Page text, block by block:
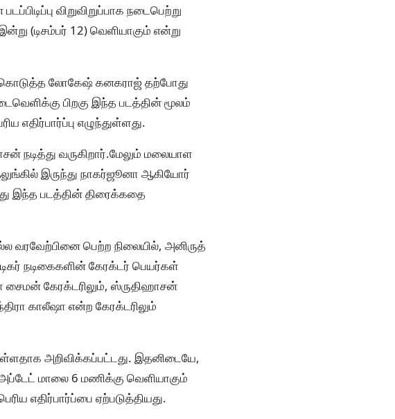
விறுவிறுப்பாக நடைபெற்று
(டிசம்பர் 12) வெளியாகும் என்று
லோகேஷ் கனகராஜ் தற்போது
பிறகு இந்த படத்தின் மூலம்
எதிர்பார்ப்பு எழுந்துள்ளது.
நடித்து வருகிறார்.மேலும் மலையாள
இருந்து நாகர்ஜூனா ஆகியோர்
இந்த படத்தின் திரைக்கதை
வரவேற்பினை பெற்ற நிலையில், அனிருத்
நடிகைகளின் கேரக்டர் பெயர்கள்
சைமன் கேரக்டரிலும், ஸ்ருதிஹாசன்
காலீஷா என்ற கேரக்டரிலும்
அறிவிக்கப்பட்டது. இதனிடையே,
அப்டேட் மாலை 6 மணிக்கு வெளியாகும்
எதிர்பார்ப்பை ஏற்படுத்தியது.